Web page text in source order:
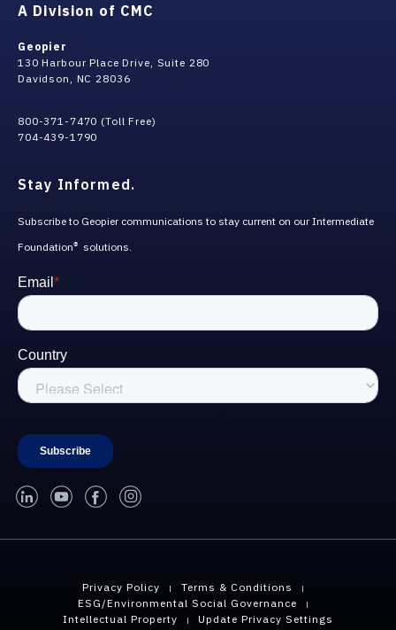
A Division of CMC
Geopier
130 Harbour Place Drive, Suite 280
Davidson, NC 28036
800-371-7470 (Toll Free)
704-439-1790
Stay Informed.
Subscribe to Geopier communications to stay current on our Intermediate
Foundation® solutions.
linked-inyoutubefacebookinstagram
Privacy Policy
Terms & Conditions
ESG/Environmental Social Governance
Intellectual Property
Update Privacy Settings